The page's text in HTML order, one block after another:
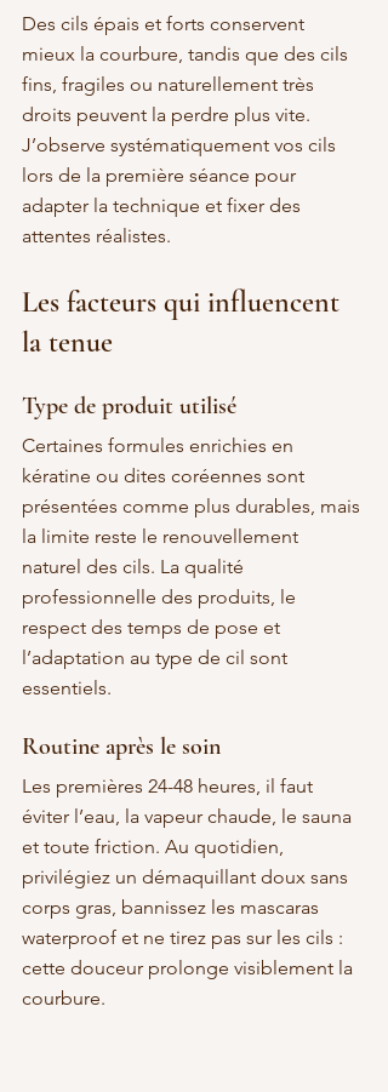
Des cils épais et forts conservent
mieux la courbure, tandis que des cils
fins, fragiles ou naturellement très
droits peuvent la perdre plus vite.
J’observe systématiquement vos cils
lors de la première séance pour
adapter la technique et fixer des
attentes réalistes.
Les facteurs qui influencent
la tenue
Type de produit utilisé
Certaines formules enrichies en
kératine ou dites coréennes sont
présentées comme plus durables, mais
la limite reste le renouvellement
naturel des cils. La qualité
professionnelle des produits, le
respect des temps de pose et
l’adaptation au type de cil sont
essentiels.
Routine après le soin
Les premières 24-48 heures, il faut
éviter l’eau, la vapeur chaude, le sauna
et toute friction. Au quotidien,
privilégiez un démaquillant doux sans
corps gras, bannissez les mascaras
waterproof et ne tirez pas sur les cils :
cette douceur prolonge visiblement la
courbure.